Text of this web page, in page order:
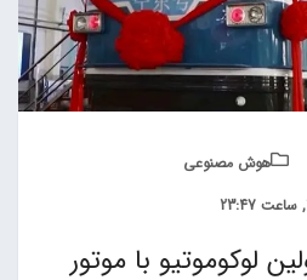
هوش مصنوعی
لوکوموتیو با موتور